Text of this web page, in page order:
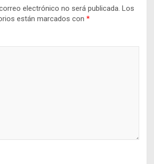
electrónico no será publicada. Los
están marcados con *